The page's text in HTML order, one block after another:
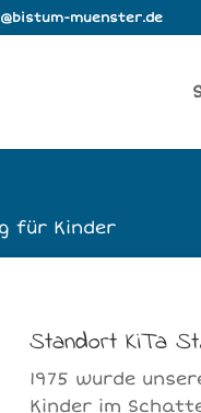
muenster.de
für Kinder
Standort KiTa
1975 wurde
Kinder im